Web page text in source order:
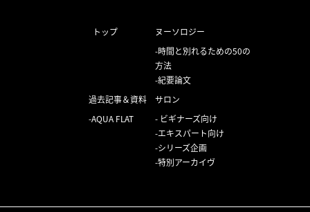
トップ
ヌーソロジー
時間と別れるための50の
方法
紀要論文
過去記事＆資料
AQUA FLAT
サロン
ビギナーズ向け
エキスパート向け
シリーズ企画
特別アーカイヴ